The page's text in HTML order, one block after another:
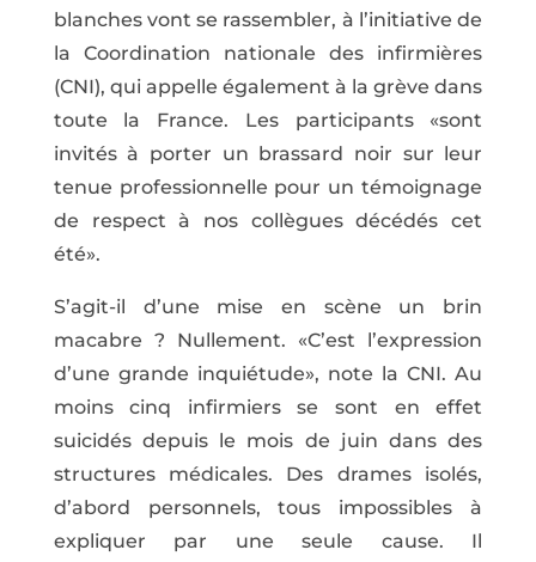
blanches vont se rassembler, à l’initiative de
la Coordination nationale des infirmières
(CNI), qui appelle également à la grève dans
toute la France. Les participants «sont
invités à porter un brassard noir sur leur
tenue professionnelle pour un témoignage
de respect à nos collègues décédés cet
été».
S’agit-il d’une mise en scène un brin
macabre ? Nullement. «C’est l’expression
d’une grande inquiétude», note la CNI. Au
moins cinq infirmiers se sont en effet
suicidés depuis le mois de juin dans des
structures médicales. Des drames isolés,
d’abord personnels, tous impossibles à
expliquer par une seule cause. Il